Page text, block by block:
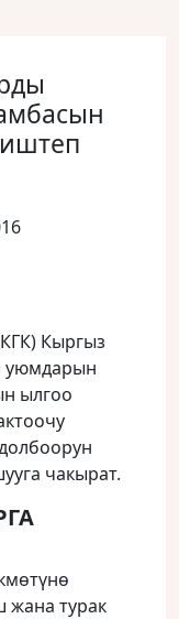
Кыргыз
уюмдарын
ылгоо
чакырат.
жана турак